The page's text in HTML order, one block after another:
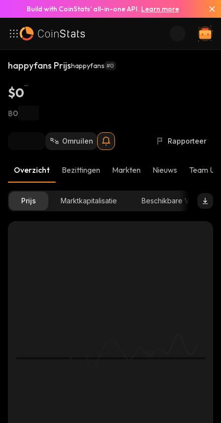
Build with CoinStats’ all-in-one API. Learn more
happyfans Prijshappyfans #0
$0
฿0
Omruilen Rapporteer
Overzicht Bezittingen Markten Nieuws Team
Prijs Marktkapitalisatie Beschikbare Voorraad